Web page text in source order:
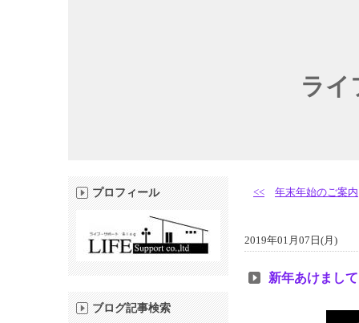
ライ
<< 年末年始のご案内
2019年01月07日(月)
新年あけまし
プロフィール
ブログ記事検索